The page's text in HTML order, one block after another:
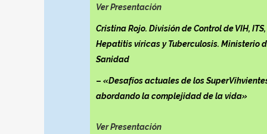
Ver Presentación
Cristina Rojo. División de Control de VIH, ITS,
Hepatitis víricas y Tuberculosis. Ministerio
Sanidad
– «Desafíos actuales de los
abordando la complejidad de la vida»
Ver Presentación